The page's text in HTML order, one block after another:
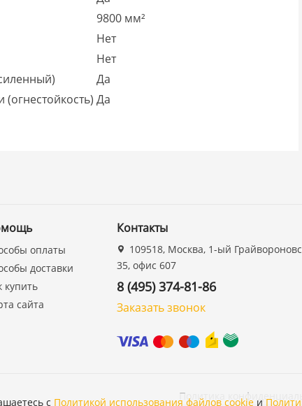
9800 мм²
Нет
Нет
Да
Да
оплаты
доставки
купить
сайта
Контакты
109518, Москва, 1-ый
35, офис 607
8 (495) 374-81-86
Заказать звонок
Политика
с Политикой использования файлов cookie и